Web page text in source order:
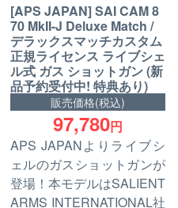
[APS JAPAN] SAI CAM 8
70 MkII-J Deluxe Match /
デラックスマッチカスタム
正規ライセンス ライブシェ
ル式 ガス ショットガン (新
品予約受付中! 特典あり)
販売価格(税込)
97,780円
APS JAPANよりライブシ
ェルのガスショットガンが
登場！本モデルはSALIENT
ARMS INTERNATIONAL社